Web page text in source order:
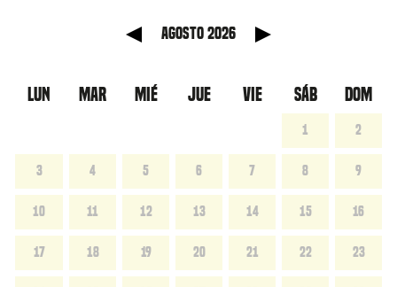
agosto 2026
LUN MAR MIÉ JUE VIE SÁB DOM
1 2
3 4 5 6 7 8 9
10 11 12 13 14 15 16
17 18 19 20 21 22 23